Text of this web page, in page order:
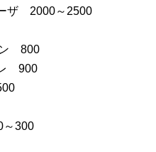
ザ 2000～2500
ン 800
レ 900
300